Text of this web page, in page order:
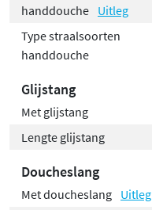
handdouche Uitleg
Type straalsoorten
handdouche
Glijstang
Met glijstang
Lengte glijstang
Doucheslang
Met doucheslang Uitleg